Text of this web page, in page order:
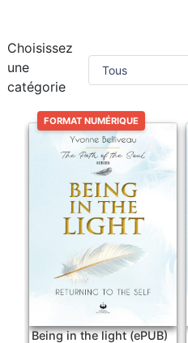
Choisissez
une
catégorie
FORMAT NUMÉRIQUE
Being in the light (ePUB)